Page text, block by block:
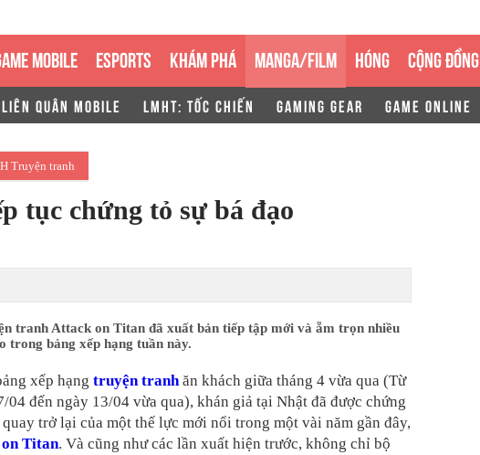
MOBILE ESPORTS KHÁM PHÁ MANGA/FILM HÓNG CỘNG ĐỒNG
LIÊN QUÂN MOBILE LMHT: TỐC CHIẾN GAMING GEAR GAME ONLINE
Truyện tranh
tục chứng tỏ sự bá đạo
tranh Attack on Titan đã xuất bản tiếp tập mới và ẵm trọn nhiều
trong bảng xếp hạng tuần này.
xếp hạng truyện tranhăn khách giữa tháng 4 vừa qua (Từ
04 đến ngày 13/04 vừa qua), khán giả tại Nhật đã được chứng
trở lại của một thế lực mới nổi trong một vài năm gần đây,
Titan. Và cũng như các lần xuất hiện trước, không chỉ bộ